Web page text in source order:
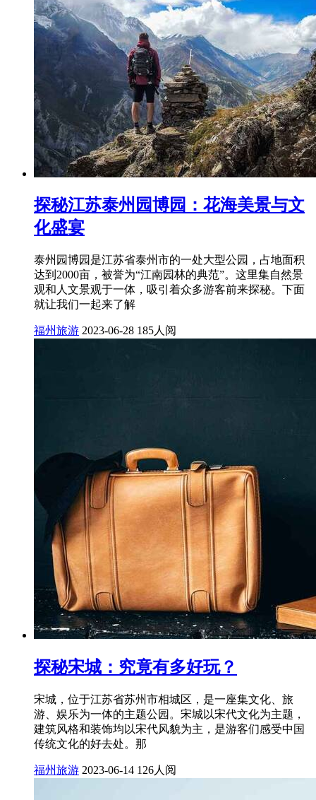
探秘江苏泰州园博园：花海美景与文
化盛宴
泰州园博园是江苏省泰州市的一处大型公园，占地面积
达到2000亩，被誉为“江南园林的典范”。这里集自然景
观和人文景观于一体，吸引着众多游客前来探秘。下面
就让我们一起来了解
福州旅游 2023-06-28 185人阅
探秘宋城：究竟有多好玩？
宋城，位于江苏省苏州市相城区，是一座集文化、旅
游、娱乐为一体的主题公园。宋城以宋代文化为主题，
建筑风格和装饰均以宋代风貌为主，是游客们感受中国
传统文化的好去处。那
福州旅游 2023-06-14 126人阅